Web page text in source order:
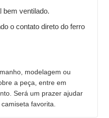
bem ventilado.
o contato direto do ferro
modelagem ou
a peça, entre em
Será um prazer ajudar
favorita.